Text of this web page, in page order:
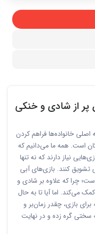
پر از شادی و خنکی
اصلی خانواده‌ها فراهم کردن
است. همه ما می‌دانیم که
نیاز دارند که نه تنها
تشویق کنند. بازی‌های آبی
چرا که علاوه بر شادی و
می‌کند. اما آیا تا به حال
بازی، چقدر زمان‌بر و
سختی گره زده و در نهایت